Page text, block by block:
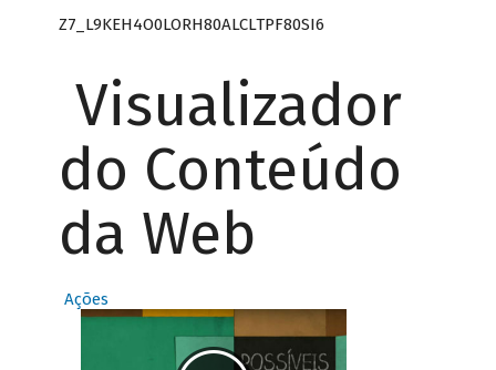
Z7_L9KEH4O0LORH80ALCLTPF80SI6
Visualizador
do Conteúdo
da Web
Ações